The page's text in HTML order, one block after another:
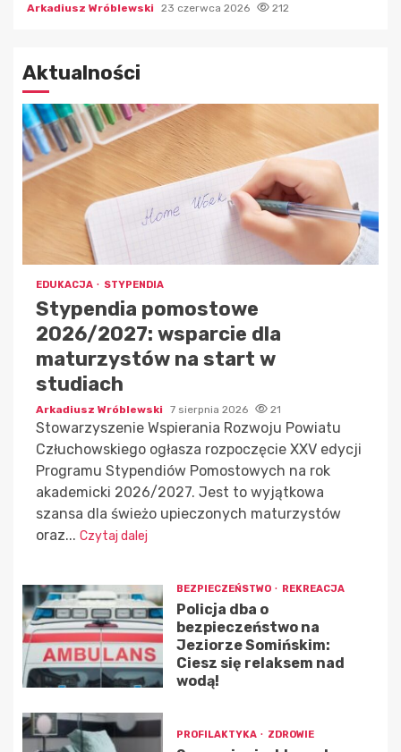
Arkadiusz Wróblewski 23 czerwca 2026 212
Aktualności
EDUKACJA STYPENDIA
Stypendia pomostowe
2026/2027: wsparcie dla
maturzystów na start w
studiach
Arkadiusz Wróblewski 7 sierpnia 2026 21
Stowarzyszenie Wspierania Rozwoju Powiatu
Człuchowskiego ogłasza rozpoczęcie XXV edycji
Programu Stypendiów Pomostowych na rok
akademicki 2026/2027. Jest to wyjątkowa
szansa dla świeżo upieczonych maturzystów
oraz... Czytaj dalej
BEZPIECZEŃSTWO REKREACJA
Policja dba o
bezpieczeństwo na
Jeziorze Somińskim:
Ciesz się relaksem nad
wodą!
PROFILAKTYKA ZDROWIE